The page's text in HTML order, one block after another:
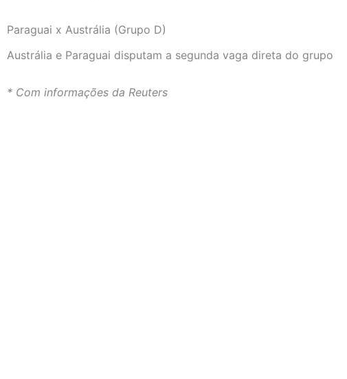
Paraguai x Austrália (Grupo D)
Austrália e Paraguai disputam a segunda vaga direta do grupo
* Com informações da Reuters